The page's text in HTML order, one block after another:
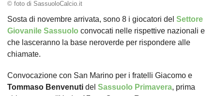
© foto di SassuoloCalcio.it
Sosta di novembre arrivata, sono 8 i giocatori del Settore
Giovanile Sassuolo convocati nelle rispettive nazionali e
che lasceranno la base neroverde per rispondere alle
chiamate.
Convocazione con San Marino per i fratelli Giacomo e
Tommaso Benvenuti del Sassuolo Primavera, prima